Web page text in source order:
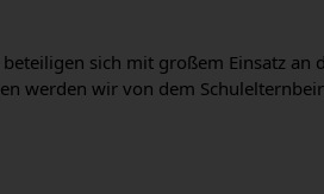
sich mit großem Einsatz an
werden wir von dem